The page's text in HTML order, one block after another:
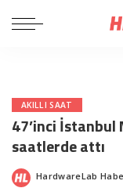
AKILLI SAAT
47’inci İstanbul
saatlerde attı
Posted
HardwareLab